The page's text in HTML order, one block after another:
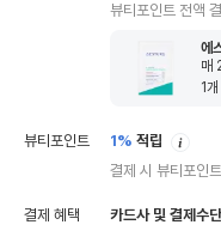
뷰티포인트 전액
에
매
1개
뷰티포인트 1% 적립
결제 시 뷰티포인
결제 혜택 카드사 및 결제수